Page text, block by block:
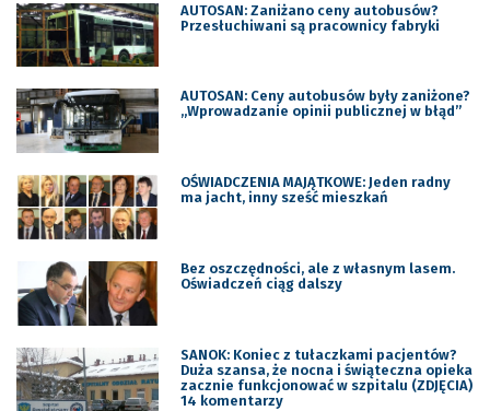
AUTOSAN: Zaniżano ceny autobusów?
Przesłuchiwani są pracownicy fabryki
AUTOSAN: Ceny autobusów były zaniżone?
„Wprowadzanie opinii publicznej w błąd”
OŚWIADCZENIA MAJĄTKOWE: Jeden radny
ma jacht, inny sześć mieszkań
Bez oszczędności, ale z własnym lasem.
Oświadczeń ciąg dalszy
SANOK: Koniec z tułaczkami pacjentów?
Duża szansa, że nocna i świąteczna opieka
zacznie funkcjonować w szpitalu (ZDJĘCIA)
14 komentarzy